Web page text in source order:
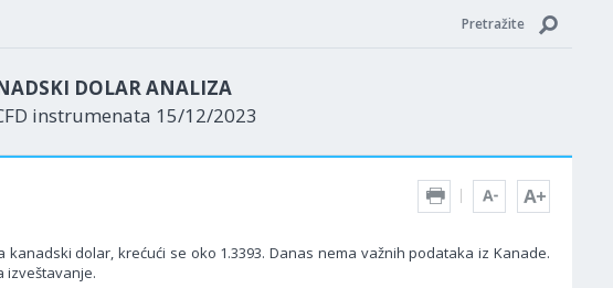
Pretražite
DOLAR ANALIZA
instrumenata 15/12/2023
dolar, krećući se oko 1.3393. Danas nema važnih podataka iz Kanade.
izveštavanje.